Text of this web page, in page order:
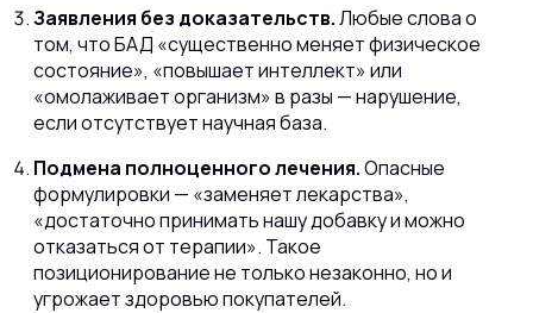
Заявления без доказательств.Любые слова о
том, что БАД «существенно меняет физическое
состояние», «повышает интеллект» или
«омолаживает организм» в разы — нарушение,
если отсутствует научная база.
Подмена полноценного лечения.Опасные
формулировки — «заменяет лекарства»,
«достаточно принимать нашу добавку и можно
отказаться от терапии». Такое
позиционирование не только незаконно, но и
угрожает здоровью покупателей.